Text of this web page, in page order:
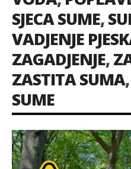
SJECA SUME,
VADJENJE
ZAGADJENJE,
ZASTITA SUMA,
SUME